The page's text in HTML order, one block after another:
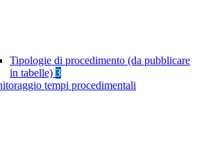
Tipologie di procedimento (da pubblicare
in tabelle) 3
tempi procedimentali